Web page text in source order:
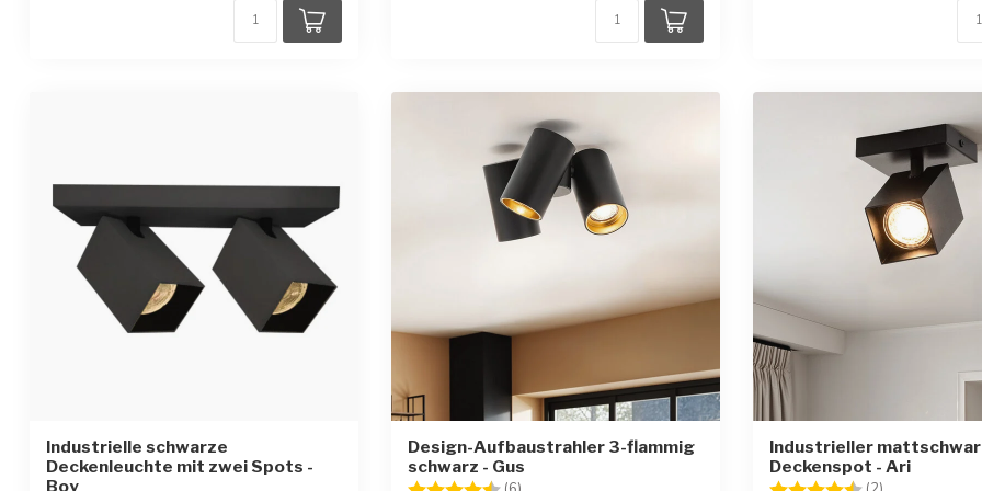
Industrielle schwarze
Deckenleuchte mit zwei Spots -
Boy
Design-Aufbaustrahler 3-flammig
schwarz - Gus
Industrieller
Deckenspot - Ari